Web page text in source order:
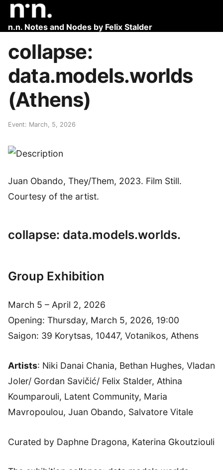
n.n. Notes and Nodes by Felix Stalder
collapse:
data.models.worlds
(Athens)
Event: March, 5, 2026
Juan Obando, They/Them, 2023. Film Still.
Courtesy of the artist.
collapse: data.models.worlds.
Group Exhibition
March 5 – April 2, 2026
Opening: Thursday, March 5, 2026, 19:00
Saigon: 39 Korytsas, 10447, Votanikos, Athens
Artists: Niki Danai Chania, Bethan Hughes, Vladan
Joler/ Gordan Savičić/ Felix Stalder, Athina
Koumparouli, Latent Community, Maria
Mavropoulou, Juan Obando, Salvatore Vitale
Curated by Daphne Dragona, Katerina Gkoutziouli